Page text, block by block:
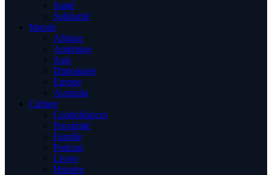
Santé
Solidarité
Monde
Afrique
Amérique
Asie
Diplomatie
Europe
Australia
Culture
Condoléances
Proximité
Famille
Podcast
Livres
Histoire